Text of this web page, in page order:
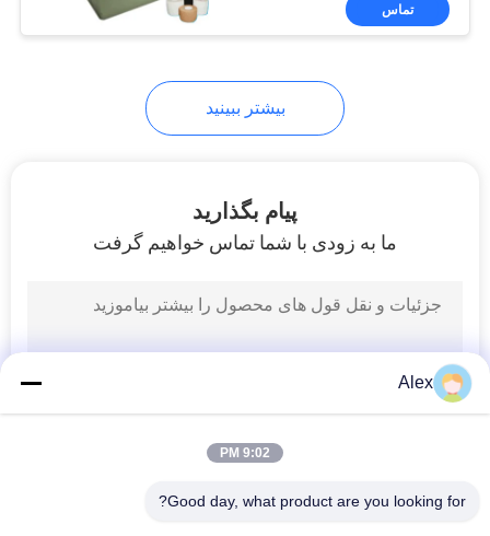
چسب داغ ذوب پلی
الفین
18
تماس
بیشتر ببینید
پیام بگذارید
ما به زودی با شما تماس خواهیم گرفت
Alex
9:02 PM
Good day, what product are you looking for?